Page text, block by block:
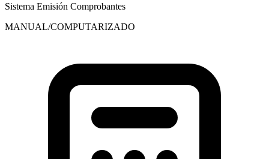
Sistema Emisión Comprobantes
MANUAL/COMPUTARIZADO